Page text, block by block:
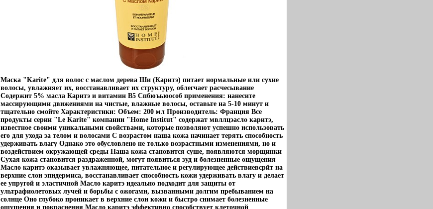
Маска "Karite" для волос с маслом дерева Ши (Каритэ) питает нормальные или сухие
волосы, увлажняет их, восстанавливает их структуру, облегчает расчесывание
Содержит 5% масла Каритэ и витамин В5 Спбюъьюособ применения: нанесите
массирующими движениями на чистые, влажные волосы, оставьте на 5-10 минут и
тщательно смойте Характеристики: Объем: 200 мл Производитель: Франция Все
продукты серии "Le Karite" компании "Home Institut" содержат мвллцэасло каритэ,
известное своими уникальными свойствами, которые позволяют успешно использовать
его для ухода за телом и волосами С возрастом наша кожа начинает терять способность
удерживать влагу Однако это обусловлено не только возрастными изменениями, но и
воздействием окружающей среды Наша кожа становится суше, появляются морщинки
Сухая кожа становится раздраженной, могут появиться зуд и болезненные ощущения
Масло каритэ оказывает увлажняющее, питательное и регулирующее действиевсрйт на
верхние слои эпидермиса, восстанавливает способность кожи удерживать влагу и делает
ее упругой и эластичной Масло каритэ идеально подходит для защиты от
ультрафиолетовых лучей и борьбы с ожогами, вызванными долгим пребыванием на
солнце Оно глубоко проникает в верхние слои кожи и быстро снимает болезненные
ощущения и покраснения Масло каритэ эффективно способствует клеточной